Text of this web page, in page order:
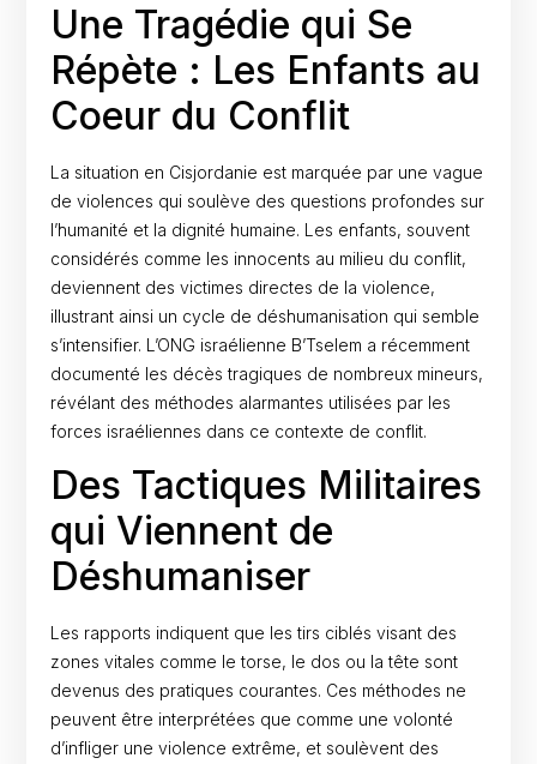
Une Tragédie qui Se
Répète : Les Enfants au
Coeur du Conflit
La situation en Cisjordanie est marquée par une vague
de violences qui soulève des questions profondes sur
l’humanité et la dignité humaine. Les enfants, souvent
considérés comme les innocents au milieu du conflit,
deviennent des victimes directes de la violence,
illustrant ainsi un cycle de déshumanisation qui semble
s’intensifier. L’ONG israélienne B’Tselem a récemment
documenté les décès tragiques de nombreux mineurs,
révélant des méthodes alarmantes utilisées par les
forces israéliennes dans ce contexte de conflit.
Des Tactiques Militaires
qui Viennent de
Déshumaniser
Les rapports indiquent que les tirs ciblés visant des
zones vitales comme le torse, le dos ou la tête sont
devenus des pratiques courantes. Ces méthodes ne
peuvent être interprétées que comme une volonté
d’infliger une violence extrême, et soulèvent des